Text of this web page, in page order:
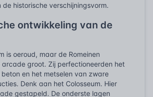
de historische verschijningsvorm.
ontwikkeling van de
is oeroud, maar de Romeinen
groot. Zij perfectioneerden het
en het metselen van zware
Denk aan het Colosseum. Hier
gestapeld. De onderste lagen